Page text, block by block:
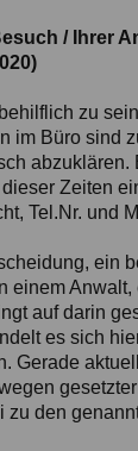
/ Ihrer
zu
im Büro sind
Zeiten
Tel.Nr. und
ein
einem
auf darin
es sich
Gerade
den